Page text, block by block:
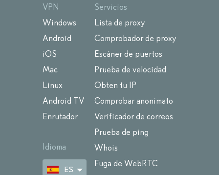
VPN
Windows
Android
iOS
Mac
Linux
Android TV
Enrutador
Idioma
ES
Servicios
Lista de proxy
Comprobador de proxy
Escáner de puertos
Prueba de velocidad
Obten tu IP
Comprobar anonimato
Verificador de correos
Prueba de ping
Whois
Fuga de WebRTC